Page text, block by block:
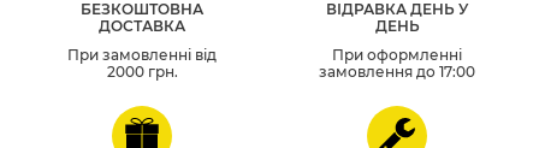
БЕЗКОШТОВНА
ДОСТАВКА
При замовленні від
2000 грн.
ВІДРАВКА ДЕНЬ У
ДЕНЬ
При оформленні
замовлення до 17:00